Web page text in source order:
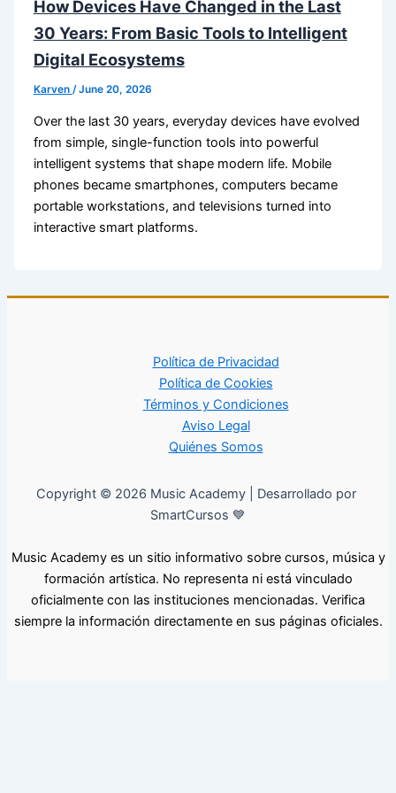
How Devices Have Changed in the Last
30 Years: From Basic Tools to Intelligent
Digital Ecosystems
Karven /June 20, 2026
Over the last 30 years, everyday devices have evolved
from simple, single-function tools into powerful
intelligent systems that shape modern life. Mobile
phones became smartphones, computers became
portable workstations, and televisions turned into
interactive smart platforms.
Política de Privacidad
Política de Cookies
Términos y Condiciones
Aviso Legal
Quiénes Somos
Copyright © 2026 Music Academy | Desarrollado por
SmartCursos 💙
Music Academy es un sitio informativo sobre cursos, música y
formación artística. No representa ni está vinculado
oficialmente con las instituciones mencionadas. Verifica
siempre la información directamente en sus páginas oficiales.